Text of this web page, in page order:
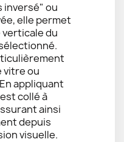
inversé" ou
elle permet
du
vitre ou
appliquant
collé à
ainsi
depuis
visuelle.